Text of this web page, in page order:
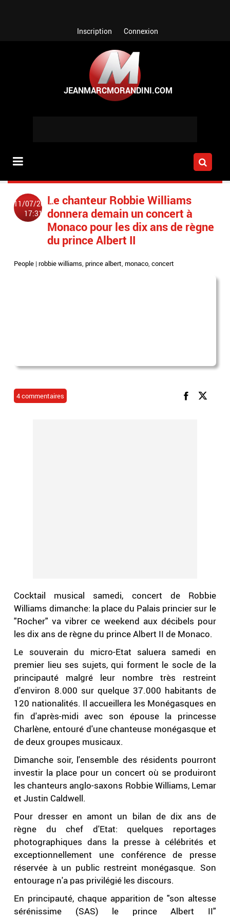
Inscription Connexion
11/07/2015
17:31
Le chanteur Robbie Williams
donnera demain un concert à
Monaco pour les dix ans de règne
du prince Albert II
People |robbie williams,prince albert,monaco,concert
4 commentaires
Cocktail musical samedi, concert de Robbie
Williams dimanche: la place du Palais princier sur le
"Rocher" va vibrer ce weekend aux décibels pour
les dix ans de règne du prince Albert II de Monaco.
Le souverain du micro-Etat saluera samedi en
premier lieu ses sujets, qui forment le socle de la
principauté malgré leur nombre très restreint
d'environ 8.000 sur quelque 37.000 habitants de
120 nationalités. Il accueillera les Monégasques en
fin d'après-midi avec son épouse la princesse
Charlène, entouré d'une chanteuse monégasque et
de deux groupes musicaux.
Dimanche soir, l'ensemble des résidents pourront
investir la place pour un concert où se produiront
les chanteurs anglo-saxons Robbie Williams, Lemar
et Justin Caldwell.
Pour dresser en amont un bilan de dix ans de
règne du chef d'Etat: quelques reportages
photographiques dans la presse à célébrités et
exceptionnellement une conférence de presse
réservée à un public restreint monégasque. Son
entourage n'a pas privilégié les discours.
En principauté, chaque apparition de "son altesse
sérénissime (SAS) le prince Albert II"